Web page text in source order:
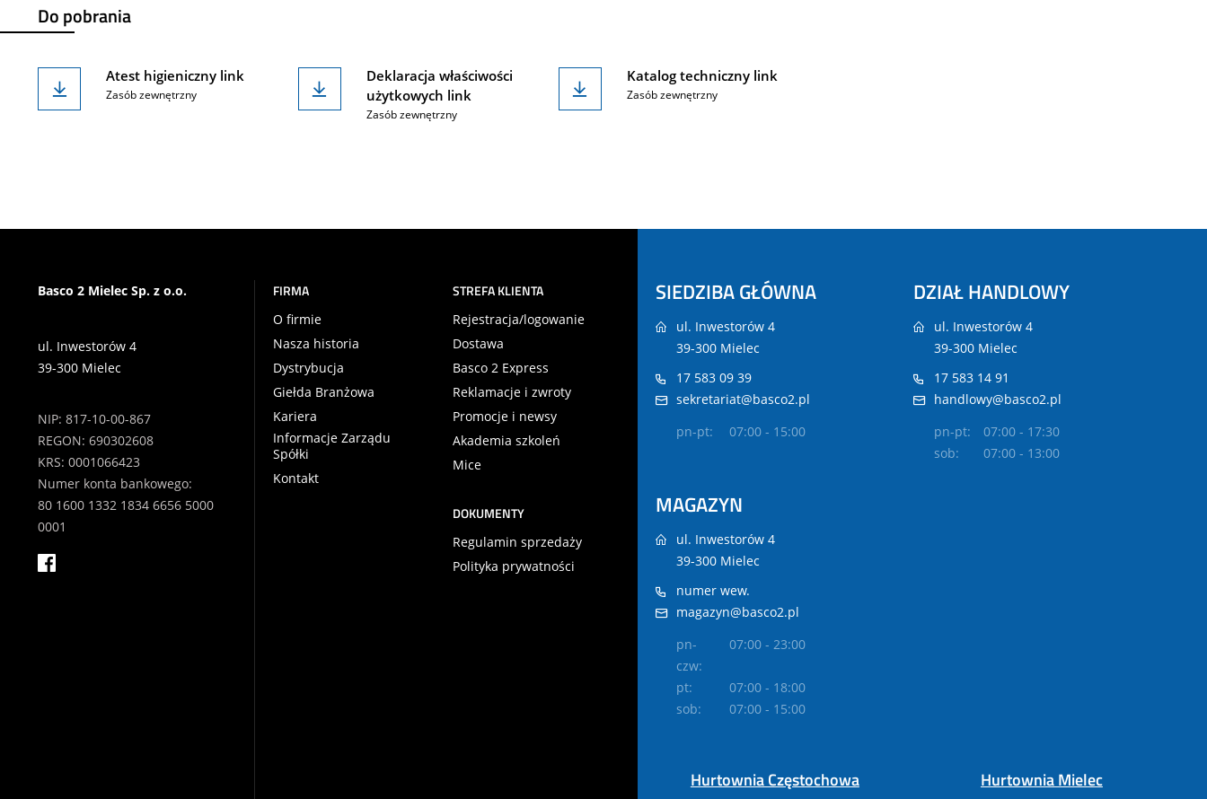
Do pobrania
Atest higieniczny link
Zasób zewnętrzny
Deklaracja właściwości
użytkowych link
Zasób zewnętrzny
Katalog techniczny link
Zasób zewnętrzny
Basco 2 Mielec Sp. z o.o.
ul. Inwestorów 4
39-300 Mielec
NIP: 817-10-00-867
REGON: 690302608
KRS: 0001066423
Numer konta bankowego:
80 1600 1332 1834 6656 5000
0001
FIRMA
O firmie
Nasza historia
Dystrybucja
Giełda Branżowa
Kariera
Informacje Zarządu
Spółki
Kontakt
STREFA KLIENTA
Rejestracja/logowanie
Dostawa
Basco 2 Express
Reklamacje i zwroty
Promocje i newsy
Akademia szkoleń
Mice
DOKUMENTY
Regulamin sprzedaży
Polityka prywatności
SIEDZIBA GŁÓWNA
ul. Inwestorów 4
39-300 Mielec
17 583 09 39
sekretariat@basco2.pl
pn-pt:
07:00 - 15:00
DZIAŁ HANDLOWY
ul. Inwestorów 4
39-300 Mielec
17 583 14 91
handlowy@basco2.pl
pn-pt:
07:00 - 17:30
sob:
07:00 - 13:00
MAGAZYN
ul. Inwestorów 4
39-300 Mielec
numer wew.
magazyn@basco2.pl
pn-
czw:
07:00 - 23:00
pt:
07:00 - 18:00
sob:
07:00 - 15:00
Hurtownia Częstochowa Hurtownia Mielec